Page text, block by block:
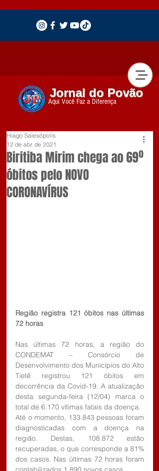
Jornal do Povão
Aqui Você Faz a Diferença
Biritiba Mirim chega ao 69º
óbitos pelo NOVO
CORONAVÍRUS
Hiago Salesópolis
12 de abr. de 2021
Região registra 121 óbitos nas últimas
72 horas
Nas últimas 72 horas, a região do
CONDEMAT – Consórcio de
Desenvolvimento dos Municípios do Alto
Tietê registrou 121 óbitos em
decorrência da Covid-19. A atualização
desta segunda-feira (12/04) marca o
total de 6.170 vítimas fatais da doença.
Até o momento, 133.843 pessoas foram
diagnosticadas com a doença na
região. Destas, 108.872 estão
recuperadas, o que corresponde a 81%
dos casos. Nas últimas 72 horas foram